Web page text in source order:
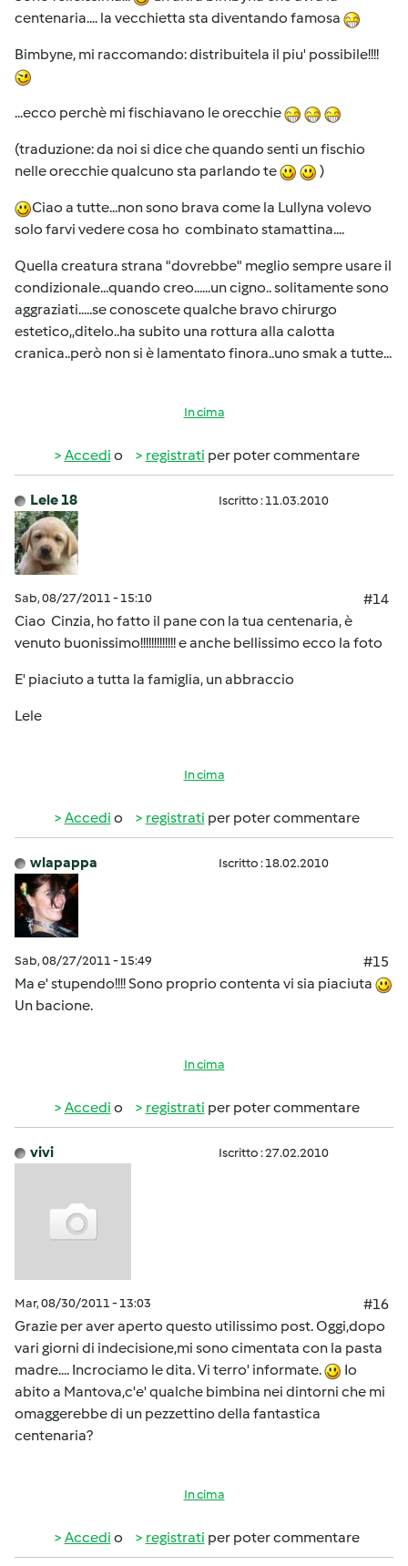
centenaria.... la vecchietta sta diventando famosa
Bimbyne, mi raccomando: distribuitela il piu' possibile!!!!
...ecco perchè mi fischiavano le orecchie
(traduzione: da noi si dice che quando senti un fischio
nelle orecchie qualcuno sta parlando te
)
Ciao a tutte...non sono brava come la Lullyna volevo
solo farvi vedere cosa ho combinato stamattina....
Quella creatura strana "dovrebbe" meglio sempre usare il
condizionale...quando creo......un cigno.. solitamente sono
aggraziati.....se conoscete qualche bravo chirurgo
estetico,,ditelo..ha subito una rottura alla calotta
cranica..però non si è lamentato finora..uno smak a tutte...
In cima
Accedi o registrati per poter commentare
Lele 18 Iscritto : 11.03.2010
Sab, 08/27/2011 - 15:10
#14
Ciao Cinzia, ho fatto il pane con la tua centenaria, è
venuto buonissimo!!!!!!!!!!!!! e anche bellissimo ecco la foto
E' piaciuto a tutta la famiglia, un abbraccio
Lele
In cima
Accedi o registrati per poter commentare
wlapappa Iscritto : 18.02.2010
Sab, 08/27/2011 - 15:49
#15
Ma e' stupendo!!!! Sono proprio contenta vi sia piaciuta
Un bacione.
In cima
Accedi o registrati per poter commentare
vivi Iscritto : 27.02.2010
Mar, 08/30/2011 - 13:03
#16
Grazie per aver aperto questo utilissimo post. Oggi,dopo
vari giorni di indecisione,mi sono cimentata con la pasta
madre.... Incrociamo le dita. Vi terro' informate.
Io
abito a Mantova,c'e' qualche bimbina nei dintorni che mi
omaggerebbe di un pezzettino della fantastica
centenaria?
In cima
Accedi o registrati per poter commentare